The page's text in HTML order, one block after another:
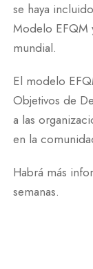
se haya
Modelo
mundial.
El modelo
Objetivos de
a las
en la
Habrá más
semanas.